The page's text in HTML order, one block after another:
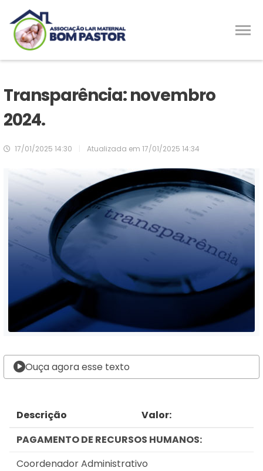
Transparência: novembro
2024.
17/01/2025 14:30 Atualizada em 17/01/2025 14:34
Ouça agora esse texto
Descrição
Valor:
PAGAMENTO DE RECURSOS HUMANOS:
Coordenador Administrativo